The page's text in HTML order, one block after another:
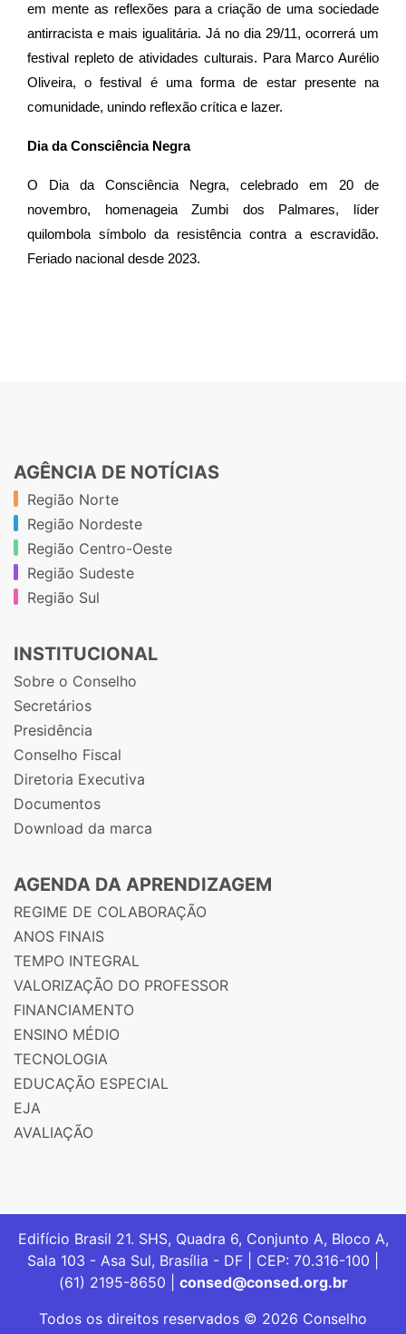
em mente as reflexões para a criação de uma sociedade
antirracista e mais igualitária. Já no dia 29/11, ocorrerá um
festival repleto de atividades culturais. Para Marco Aurélio
Oliveira, o festival é uma forma de estar presente na
comunidade, unindo reflexão crítica e lazer.
Dia da Consciência Negra
O Dia da Consciência Negra, celebrado em 20 de
novembro, homenageia Zumbi dos Palmares, líder
quilombola símbolo da resistência contra a escravidão.
Feriado nacional desde 2023.
AGÊNCIA DE NOTÍCIAS
Região Norte
Região Nordeste
Região Centro-Oeste
Região Sudeste
Região Sul
INSTITUCIONAL
Sobre o Conselho
Secretários
Presidência
Conselho Fiscal
Diretoria Executiva
Documentos
Download da marca
AGENDA DA APRENDIZAGEM
REGIME DE COLABORAÇÃO
ANOS FINAIS
TEMPO INTEGRAL
VALORIZAÇÃO DO PROFESSOR
FINANCIAMENTO
ENSINO MÉDIO
TECNOLOGIA
EDUCAÇÃO ESPECIAL
EJA
AVALIAÇÃO
Edifício Brasil 21. SHS, Quadra 6, Conjunto A, Bloco A,
Sala 103 - Asa Sul, Brasília - DF | CEP: 70.316-100 |
(61) 2195-8650 | consed@consed.org.br
Todos os direitos reservados © 2026 Conselho